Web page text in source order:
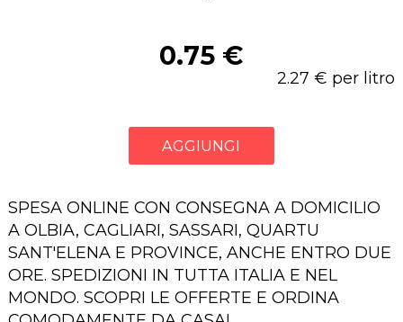
0.75 €
2.27 € per litro
AGGIUNGI
SPESA ONLINE CON CONSEGNA A DOMICILIO
A OLBIA, CAGLIARI, SASSARI, QUARTU
SANT'ELENA E PROVINCE, ANCHE ENTRO DUE
ORE. SPEDIZIONI IN TUTTA ITALIA E NEL
MONDO. SCOPRI LE OFFERTE E ORDINA